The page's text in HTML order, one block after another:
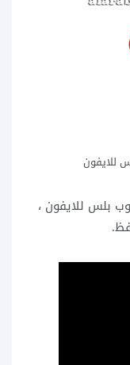
للايفون
بلس للايفون ،